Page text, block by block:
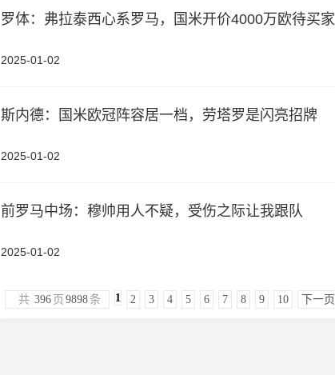
罗体：弗拉泰西心系罗马，国米开价4000万欧待买家
2025-01-02
斯内德：国米欧冠阵容居一档，劳塔罗是闪亮招牌
2025-01-02
前罗马中场：穆帅用人不疑，受伤之际让我跟队
2025-01-02
共 396 页 9898条 1 2 3 4 5 6 7 8 9 10 下一页